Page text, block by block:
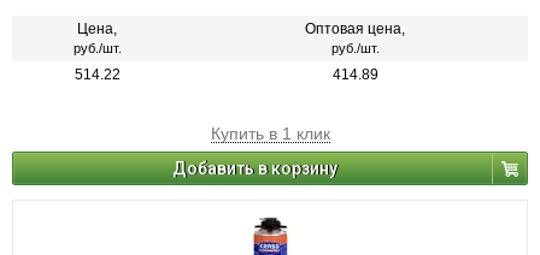
Цена,
руб./шт.
Оптовая цена,
руб./шт.
514.22 414.89
Купить в 1 клик
Добавить в корзину